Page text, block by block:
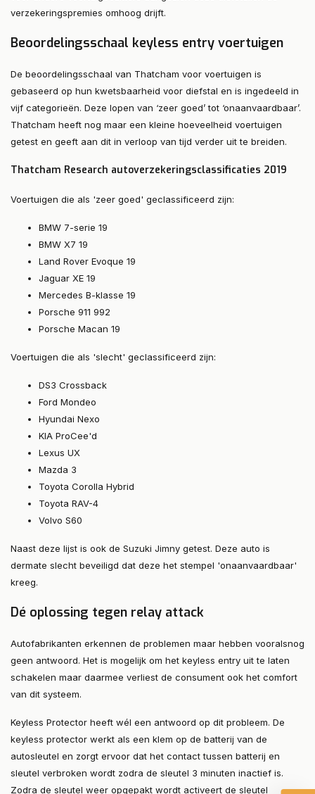
verzekeringspremies omhoog drijft.
Beoordelingsschaal keyless entry voertuigen
De beoordelingsschaal van Thatcham voor voertuigen is
gebaseerd op hun kwetsbaarheid voor diefstal en is ingedeeld in
vijf categorieën. Deze lopen van ‘zeer goed’ tot ‘onaanvaardbaar’.
Thatcham heeft nog maar een kleine hoeveelheid voertuigen
getest en geeft aan dit in verloop van tijd verder uit te breiden.
Thatcham Research autoverzekeringsclassificaties 2019
Voertuigen die als 'zeer goed' geclassificeerd zijn:
BMW 7-serie 19
BMW X7 19
Land Rover Evoque 19
Jaguar XE 19
Mercedes B-klasse 19
Porsche 911 992
Porsche Macan 19
Voertuigen die als 'slecht' geclassificeerd zijn:
DS3 Crossback
Ford Mondeo
Hyundai Nexo
KIA ProCee'd
Lexus UX
Mazda 3
Toyota Corolla Hybrid
Toyota RAV-4
Volvo S60
Naast deze lijst is ook de Suzuki Jimny getest. Deze auto is
dermate slecht beveiligd dat deze het stempel 'onaanvaardbaar'
kreeg.
Dé oplossing tegen relay attack
Autofabrikanten erkennen de problemen maar hebben vooralsnog
geen antwoord. Het is mogelijk om het keyless entry uit te laten
schakelen maar daarmee verliest de consument ook het comfort
van dit systeem.
Keyless Protector heeft wél een antwoord op dit probleem. De
keyless protector werkt als een klem op de batterij van de
autosleutel en zorgt ervoor dat het contact tussen batterij en
sleutel verbroken wordt zodra de sleutel 3 minuten inactief is.
Zodra de sleutel weer opgepakt wordt activeert de sleutel